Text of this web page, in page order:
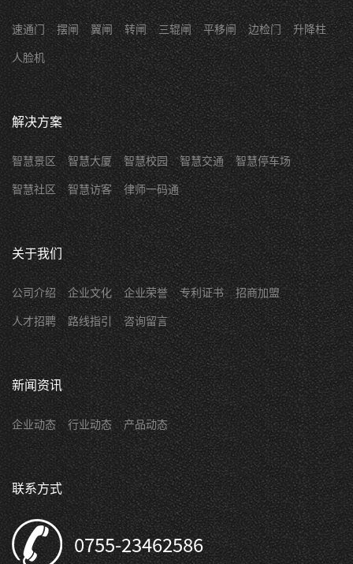
速通门 摆闸 翼闸 转闸 三辊闸 平移闸 边检门
升降柱
人脸机
解决方案
智慧景区 智慧大厦 智慧校园 智慧交通
智慧停车场
智慧社区
智慧访客 律师一码通
关于我们
公司介绍 企业文化 企业荣誉 专利证书
招商加盟
人才招聘
路线指引 咨询留言
新闻资讯
企业动态 行业动态 产品动态
联系方式
0755-23462586